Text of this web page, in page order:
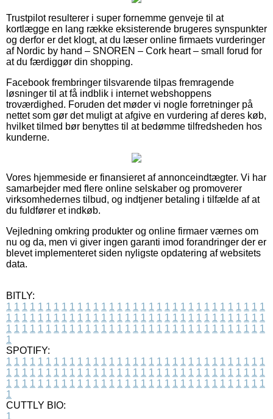
Trustpilot resulterer i super fornemme genveje til at
kortlægge en lang række eksisterende brugeres synspunkter
og derfor er det klogt, at du læser online firmaets vurderinger
af Nordic by hand – SNOREN – Cork heart – small forud for
at du færdiggør din shopping.
Facebook frembringer tilsvarende tilpas fremragende
løsninger til at få indblik i internet webshoppens
troværdighed. Foruden det møder vi nogle forretninger på
nettet som gør det muligt at afgive en vurdering af deres køb,
hvilket tilmed bør benyttes til at bedømme tilfredsheden hos
kunderne.
Vores hjemmeside er finansieret af annonceindtægter. Vi har
samarbejder med flere online selskaber og promoverer
virksomhedernes tilbud, og indtjener betaling i tilfælde af at
du fuldfører et indkøb.
Vejledning omkring produkter og online firmaer værnes om
nu og da, men vi giver ingen garanti imod forandringer der er
blevet implementeret siden nyligste opdatering af websitets
data.
BITLY:
1 1 1 1 1 1 1 1 1 1 1 1 1 1 1 1 1 1 1 1 1 1 1 1 1 1 1 1 1 1 1 1 1
1 1 1 1 1 1 1 1 1 1 1 1 1 1 1 1 1 1 1 1 1 1 1 1 1 1 1 1 1 1 1 1 1
1 1 1 1 1 1 1 1 1 1 1 1 1 1 1 1 1 1 1 1 1 1 1 1 1 1 1 1 1 1 1 1 1
1
SPOTIFY:
1 1 1 1 1 1 1 1 1 1 1 1 1 1 1 1 1 1 1 1 1 1 1 1 1 1 1 1 1 1 1 1 1
1 1 1 1 1 1 1 1 1 1 1 1 1 1 1 1 1 1 1 1 1 1 1 1 1 1 1 1 1 1 1 1 1
1 1 1 1 1 1 1 1 1 1 1 1 1 1 1 1 1 1 1 1 1 1 1 1 1 1 1 1 1 1 1 1 1
1
CUTTLY BIO:
1